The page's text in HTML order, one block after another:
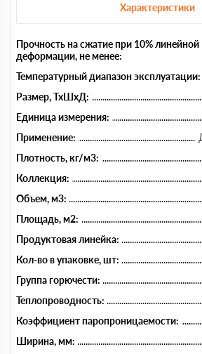
Характеристики
Прочность на сжатие при 10% линейной
деформации, не менее:
Температурный диапазон эксплуатации:
Размер, ТхШхД:
Единица измерения:
Применение:
Плотность, кг/м3:
Коллекция:
Объем, м3:
Площадь, м2:
Продуктовая линейка:
Кол-во в упаковке, шт:
Группа горючести:
Теплопроводность:
Коэффициент паропроницаемости:
Ширина, мм: